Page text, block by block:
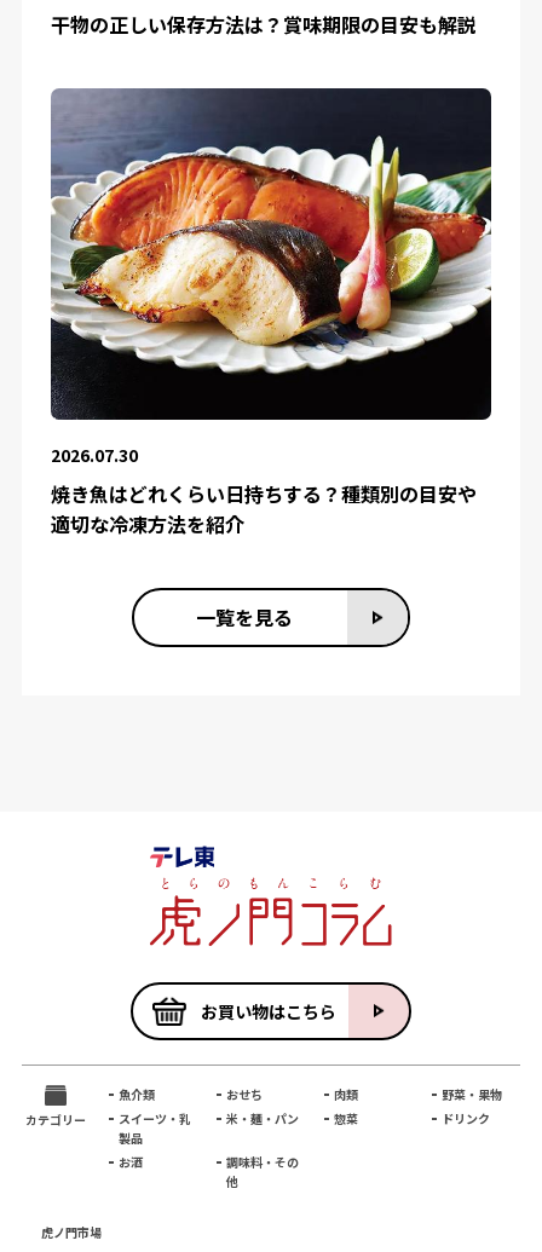
干物の正しい保存方法は？賞味期限の目安も解説
2026.07.30
焼き魚はどれくらい日持ちする？種類別の目安や
適切な冷凍方法を紹介
一覧を見る
カテゴリー
魚介類 おせち 肉類
野菜・果物
スイーツ・乳
製品
米・麺・パン 惣菜 ドリンク
お酒
調味料・その
他
虎ノ門市場
お買い物はこちら